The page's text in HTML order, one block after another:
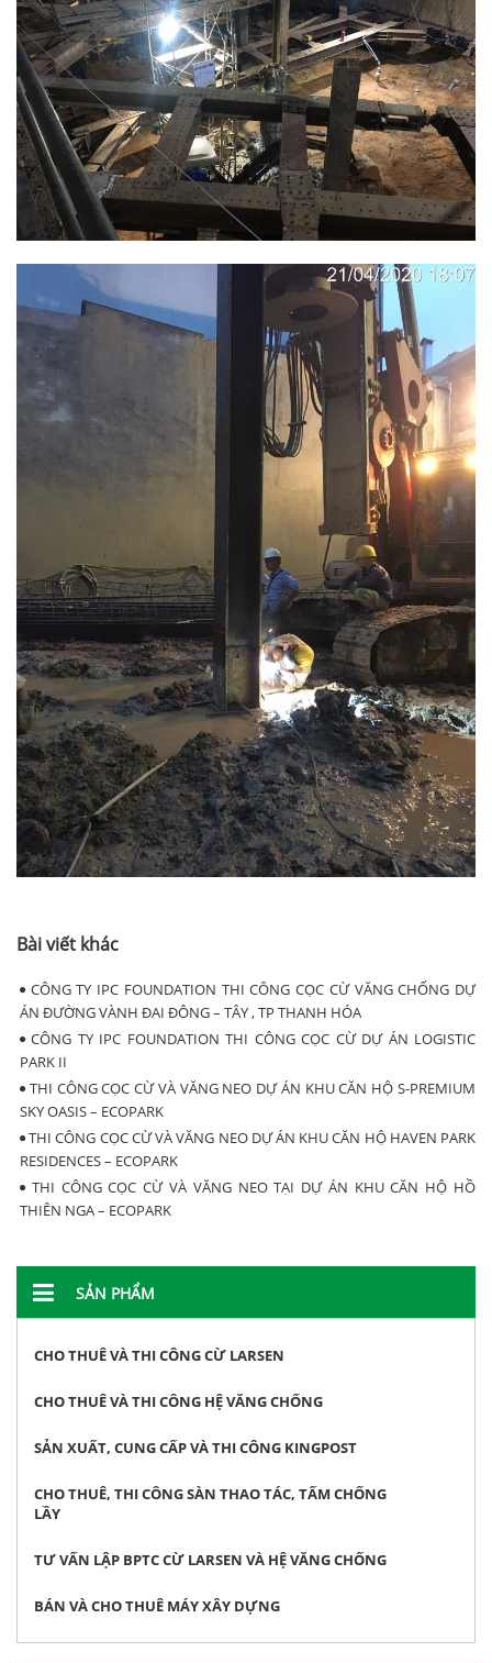
Bài viết khác
CÔNG TY IPC FOUNDATION THI CÔNG CỌC CỪ VĂNG CHỐNG DỰ
ÁN ĐƯỜNG VÀNH ĐAI ĐÔNG – TÂY , TP THANH HÓA
CÔNG TY IPC FOUNDATION THI CÔNG CỌC CỪ DỰ ÁN LOGISTIC
PARK II
THI CÔNG CỌC CỪ VÀ VĂNG NEO DỰ ÁN KHU CĂN HỘ S-PREMIUM
SKY OASIS – ECOPARK
THI CÔNG CỌC CỪ VÀ VĂNG NEO DỰ ÁN KHU CĂN HỘ HAVEN PARK
RESIDENCES – ECOPARK
THI CÔNG CỌC CỪ VÀ VĂNG NEO TẠI DỰ ÁN KHU CĂN HỘ HỒ
THIÊN NGA – ECOPARK
SẢN PHẨM
CHO THUÊ VÀ THI CÔNG CỪ LARSEN
CHO THUÊ VÀ THI CÔNG HỆ VĂNG CHỐNG
SẢN XUẤT, CUNG CẤP VÀ THI CÔNG KINGPOST
CHO THUÊ, THI CÔNG SÀN THAO TÁC, TẤM CHỐNG
LẦY
TƯ VẤN LẬP BPTC CỪ LARSEN VÀ HỆ VĂNG CHỐNG
BÁN VÀ CHO THUÊ MÁY XÂY DỰNG